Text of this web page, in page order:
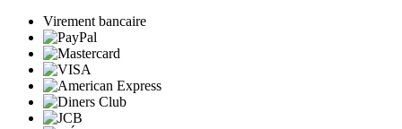
Virement bancaire